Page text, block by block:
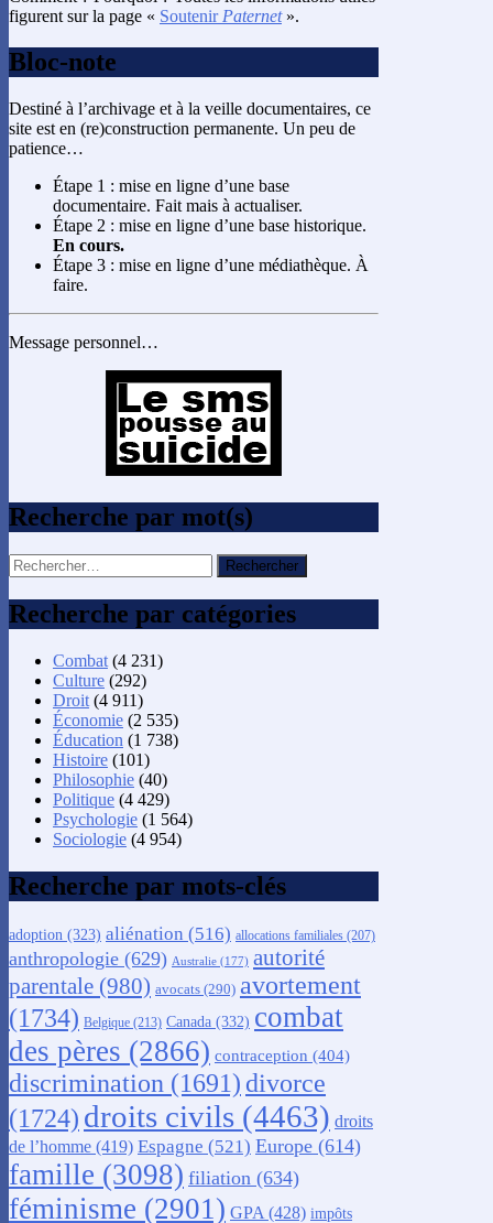
figurent sur la page « Soutenir Paternet».
Bloc-note
Destiné à l’archivage et à la veille documentaires, ce
site est en (re)construction permanente. Un peu de
patience…
Étape 1 : mise en ligne d’une base
documentaire. Fait mais à actualiser.
Étape 2 : mise en ligne d’une base historique.
En cours.
Étape 3 : mise en ligne d’une médiathèque. À
faire.
Message personnel…
Recherche par mot(s)
Rechercher :
Recherche par catégories
Combat (4 231)
Culture (292)
Droit (4 911)
Économie (2 535)
Éducation (1 738)
Histoire (101)
Philosophie (40)
Politique (4 429)
Psychologie (1 564)
Sociologie (4 954)
Recherche par mots-clés
adoption (323) aliénation (516) allocations familiales (207)
anthropologie (629) Australie (177) autorité
parentale (980) avocats (290) avortement
(1734) Belgique (213) Canada (332) combat
des pères (2866) contraception (404)
discrimination (1691) divorce
(1724) droits civils (4463) droits
de l’homme (419) Espagne (521) Europe (614)
famille (3098) filiation (634)
féminisme (2901) GPA (428) impôts